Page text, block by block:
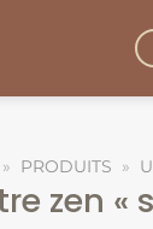
» PRODUITS »
zen «